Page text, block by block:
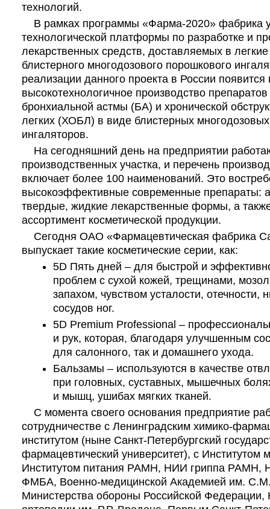
технологий.
В рамках программы «Фарма-2020» фабрика
технологической платформы по разработке и
лекарственных средств, доставляемых в
блистерного многодозового порошкового
реализации данного проекта в России появится
высокотехнологичное производство
бронхиальной астмы (БА) и хронической
легких (ХОБЛ) в виде блистерных
ингаляторов.
На сегодняшний день на предприятии
производственных участка, и перечень
включает более 100 наименований. Это
высокоэффективные современные препараты:
твердые, жидкие лекарственные формы, а
ассортимент косметической продукции.
Сегодня ОАО «Фармацевтическая фабрика
выпускает такие косметические серии, как:
5D Пять дней – для быстрой и
проблем с сухой кожей, трещинами,
запахом, чувством усталости, отечности,
сосудов ног.
5D Premium Professional –
и рук, которая, благодаря улучшенным
для салонного, так и домашнего ухода.
Бальзамы – используются в качестве
при головных, суставных, мышечных
и мышц, ушибах мягких тканей.
С момента своего основания предприятие
сотрудничестве с Ленинградским химико-
институтом (ныне Санкт-Петербургский
фармацевтический университет), с Институтом
Институтом питания РАМН, НИИ гриппа РАМН,
ФМБА, Военно-медицинской Академией им.
Министерства обороны Российской